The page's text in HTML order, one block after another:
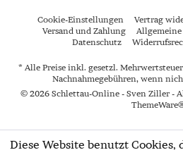
Cookie-Einstellungen Vertrag
Versand und Zahlung
Allgemeine
Datenschutz
* Alle Preise inkl. gesetzl.
Nachnahmegebühren, wenn
© 2026 Schlettau-Online - Sven Ziller -
Diese Website benutzt